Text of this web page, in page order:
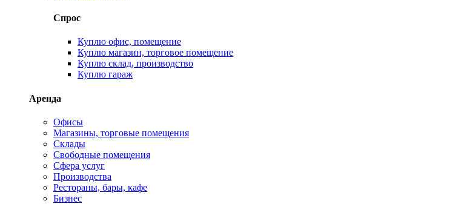
Спрос
Куплю офис, помещение
Куплю магазин, торговое помещение
Куплю склад, производство
Куплю гараж
Аренда
Офисы
Магазины, торговые помещения
Склады
Свободные помещения
Сфера услуг
Производства
Рестораны, бары, кафе
Бизнес